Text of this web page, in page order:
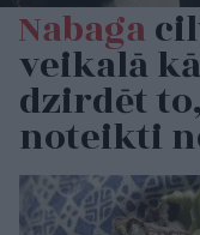
Nabaga
veikalā
dzirdēt
noteikti